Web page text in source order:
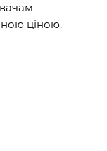
ціною.